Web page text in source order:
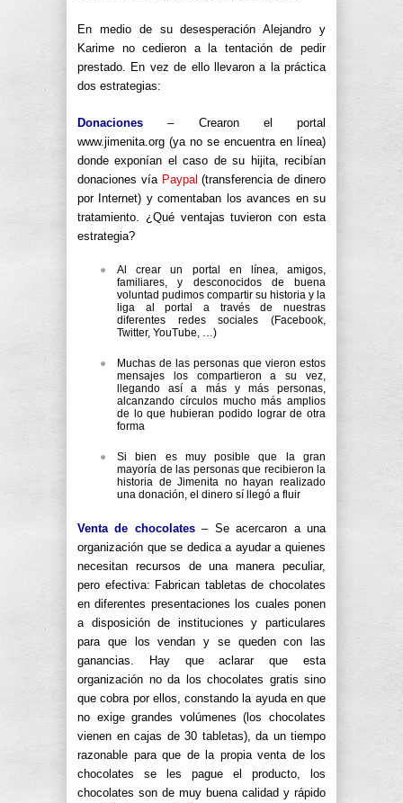
En medio de su desesperación Alejandro y
Karime no cedieron a la tentación de pedir
prestado. En vez de ello llevaron a la práctica
dos estrategias:
Donaciones – Crearon el portal
www.jimenita.org (ya no se encuentra en línea)
donde exponían el caso de su hijita, recibían
donaciones vía Paypal (transferencia de dinero
por Internet) y comentaban los avances en su
tratamiento. ¿Qué ventajas tuvieron con esta
estrategia?
Al crear un portal en línea, amigos,
familiares, y desconocidos de buena
voluntad pudimos compartir su historia y la
liga al portal a través de nuestras
diferentes redes sociales (Facebook,
Twitter, YouTube, …)
Muchas de las personas que vieron estos
mensajes los compartieron a su vez,
llegando así a más y más personas,
alcanzando círculos mucho más amplios
de lo que hubieran podido lograr de otra
forma
Si bien es muy posible que la gran
mayoría de las personas que recibieron la
historia de Jimenita no hayan realizado
una donación, el dinero sí llegó a fluir
Venta de chocolates– Se acercaron a una
organización que se dedica a ayudar a quienes
necesitan recursos de una manera peculiar,
pero efectiva: Fabrican tabletas de chocolates
en diferentes presentaciones los cuales ponen
a disposición de instituciones y particulares
para que los vendan y se queden con las
ganancias. Hay que aclarar que esta
organización no da los chocolates gratis sino
que cobra por ellos, constando la ayuda en que
no exige grandes volúmenes (los chocolates
vienen en cajas de 30 tabletas), da un tiempo
razonable para que de la propia venta de los
chocolates se les pague el producto, los
chocolates son de muy buena calidad y rápido